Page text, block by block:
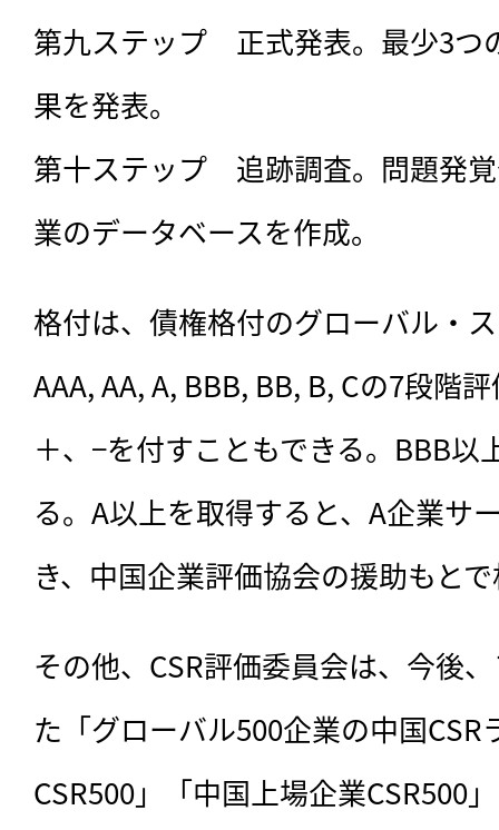
第九ステップ　正式発表。最少3つ
果を発表。
第十ステップ　追跡調査。問題発
業のデータベースを作成。
格付は、債権格付のグローバル・
AAA, AA, A, BBB, BB, B, Cの7段階
＋、−を付すこともできる。BBB以
る。A以上を取得すると、A企業サ
き、中国企業評価協会の援助もと
その他、CSR評価委員会は、今後
た「グローバル500企業の中国
CSR500」「中国上場企業CSR500